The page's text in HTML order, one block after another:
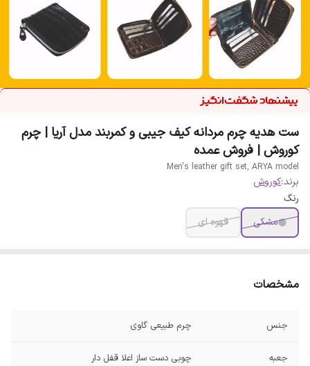
ست هدیه چرم مردانه کیف جیبی و کمربند مدل آریا | چرم
کوروش | فروش عمده
Men's leather gift set, ARYA model
برند:کوروش
رنگ
مشکی
قهوه ای
مشخصات
جنس چرم طبیعی گاوی
جعبه چوبی دست ساز اعلا قفل دار